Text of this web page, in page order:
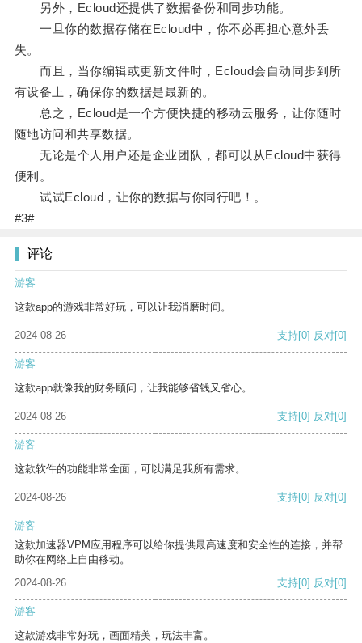
另外，Ecloud还提供了数据备份和同步功能。
一旦你的数据存储在Ecloud中，你不必再担心意外丢
失。
而且，当你编辑或更新文件时，Ecloud会自动同步到所
有设备上，确保你的数据是最新的。
总之，Ecloud是一个方便快捷的移动云服务，让你随时
随地访问和共享数据。
无论是个人用户还是企业团队，都可以从Ecloud中获得
便利。
试试Ecloud，让你的数据与你同行吧！。
#3#
评论
游客
这款app的游戏非常好玩，可以让我消磨时间。
2024-08-26 支持[0] 反对[0]
游客
这款app就像我的财务顾问，让我能够省钱又省心。
2024-08-26 支持[0] 反对[0]
游客
这款软件的功能非常全面，可以满足我所有需求。
2024-08-26 支持[0] 反对[0]
游客
这款加速器VPM应用程序可以给你提供最高速度和安全性的连接，并帮
助你在网络上自由移动。
2024-08-26
支持[0] 反对[0]
游客
这款游戏非常好玩，画面精美，玩法丰富。